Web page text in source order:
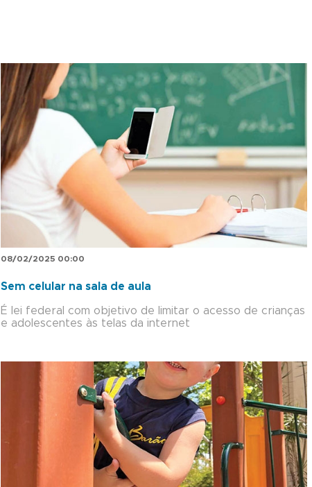
08/02/2025 00:00
Sem celular na sala de aula
É lei federal com objetivo de limitar o acesso de crianças
e adolescentes às telas da internet